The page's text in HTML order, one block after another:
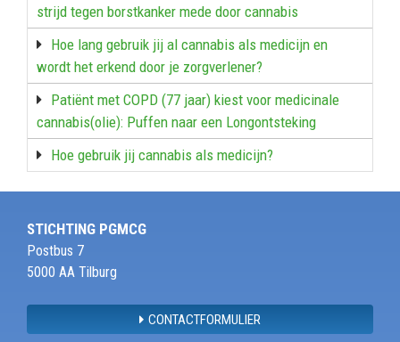
strijd tegen borstkanker mede door cannabis
Hoe lang gebruik jij al cannabis als medicijn en
wordt het erkend door je zorgverlener?
Patiënt met COPD (77 jaar) kiest voor medicinale
cannabis(olie): Puffen naar een Longontsteking
Hoe gebruik jij cannabis als medicijn?
STICHTING PGMCG
Postbus 7
5000 AA Tilburg
CONTACTFORMULIER